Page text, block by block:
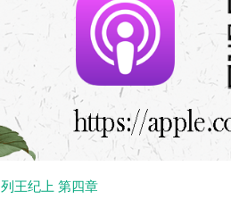
列王纪上 第四章